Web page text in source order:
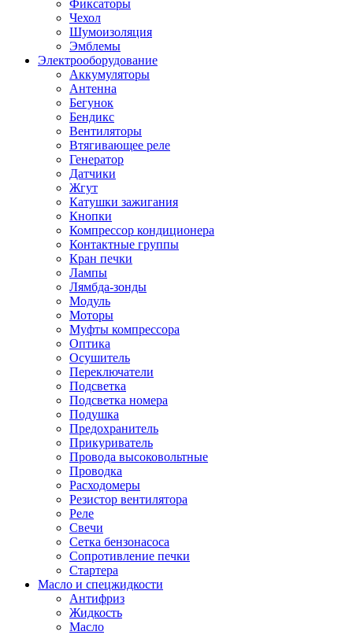
Фиксаторы
Чехол
Шумоизоляция
Эмблемы
Электрооборудование
Аккумуляторы
Антенна
Бегунок
Бендикс
Вентиляторы
Втягивающее реле
Генератор
Датчики
Жгут
Катушки зажигания
Кнопки
Компрессор кондиционера
Контактные группы
Кран печки
Лампы
Лямбда-зонды
Модуль
Моторы
Муфты компрессора
Оптика
Осушитель
Переключатели
Подсветка
Подсветка номера
Подушка
Предохранитель
Прикуриватель
Провода высоковольтные
Проводка
Расходомеры
Резистор вентилятора
Реле
Свечи
Сетка бензонасоса
Сопротивление печки
Стартера
Масло и спецжидкости
Антифриз
Жидкость
Масло